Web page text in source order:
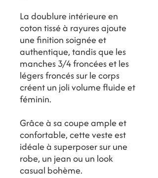
La doublure intérieure en
coton tissé à rayures ajoute
une finition soignée et
authentique, tandis que les
manches 3/4 froncées et les
légers froncés sur le corps
créent un joli volume fluide et
féminin.
Grâce à sa coupe ample et
confortable, cette veste est
idéale à superposer sur une
robe, un jean ou un look
casual bohème.